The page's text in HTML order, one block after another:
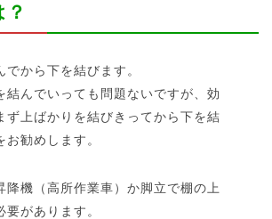
から下を結びます。
結んでいっても問題ないですが、効
ず上ばかりを結びきってから下を結
お勧めします。
降機（高所作業車）か脚立で棚の上
があります。